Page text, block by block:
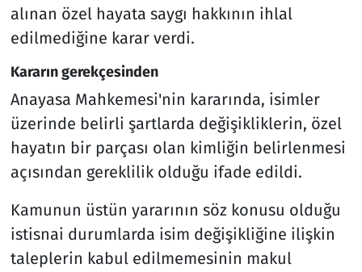
alınan özel hayata saygı hakkının ihlal
edilmediğine karar verdi.
Kararın gerekçesinden
Anayasa Mahkemesi'nin kararında, isimler
üzerinde belirli şartlarda değişikliklerin, özel
hayatın bir parçası olan kimliğin belirlenmesi
açısından gereklilik olduğu ifade edildi.
Kamunun üstün yararının söz konusu olduğu
istisnai durumlarda isim değişikliğine ilişkin
taleplerin kabul edilmemesinin makul